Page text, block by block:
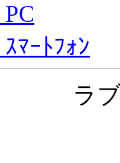
ﾏｰﾄﾌｫﾝ
ラ